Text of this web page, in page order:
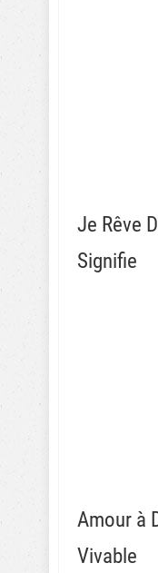
Je Rêve
Signifie
Amour à
Vivable